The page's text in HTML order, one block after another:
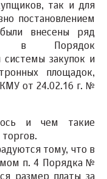
так и для
постановлением
внесены ряд
в Порядок
системы закупок и
площадок,
от 24.02.16 г. №
и чем такие
тому, что в
п. 4 Порядка №
размер платы за